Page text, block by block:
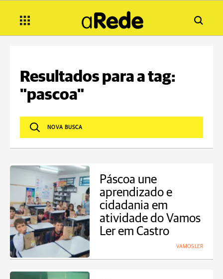
Resultados para a tag:
"pascoa"
Páscoa une
aprendizado e
cidadania em
atividade do Vamos
Ler em Castro
VAMOS LER